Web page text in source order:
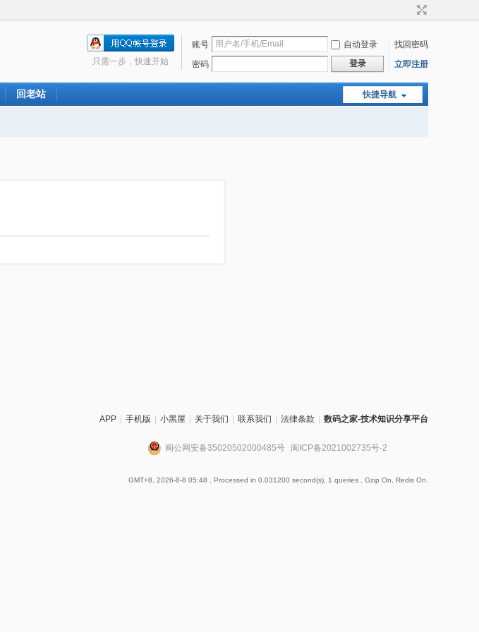
账号 自动登录
找回密码
密码
登录 立即注册
只需一步，快速开始
快捷导航
回老站
APP 手机版 小黑屋 关于我们 联系我们 法律条款 数码之家-技术知识分享平台
闽公网安备35020502000485号 闽ICP备2021002735号-2
GMT+8, 2026-8-8 05:48 , Processed in 0.031200 second(s), 1 queries , Gzip On, Redis On.